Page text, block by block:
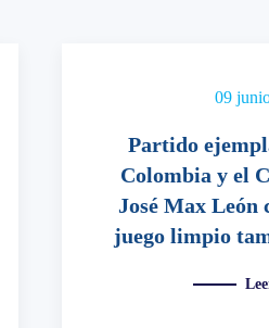
09
Partido
Colombia y el
José Max León
juego limpio